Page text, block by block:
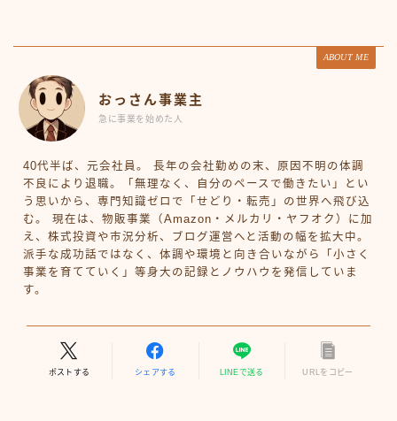
ABOUT ME
おっさん事業主
急に事業を始めた人
40代半ば、元会社員。 長年の会社勤めの末、原因不明の体調
不良により退職。「無理なく、自分のペースで働きたい」とい
う思いから、専門知識ゼロで「せどり・転売」の世界へ飛び込
む。 現在は、物販事業（Amazon・メルカリ・ヤフオク）に加
え、株式投資や市況分析、ブログ運営へと活動の幅を拡大中。
派手な成功話ではなく、体調や環境と向き合いながら「小さく
事業を育てていく」等身大の記録とノウハウを発信していま
す。
ポストする シェアする LINEで送る URLをコピー